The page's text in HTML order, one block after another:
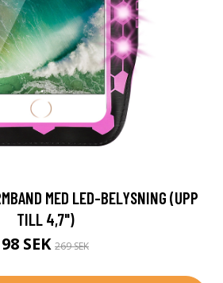
MED LED-BELYSNING (UPP
TILL 4,7")
98 SEK 269 SEK